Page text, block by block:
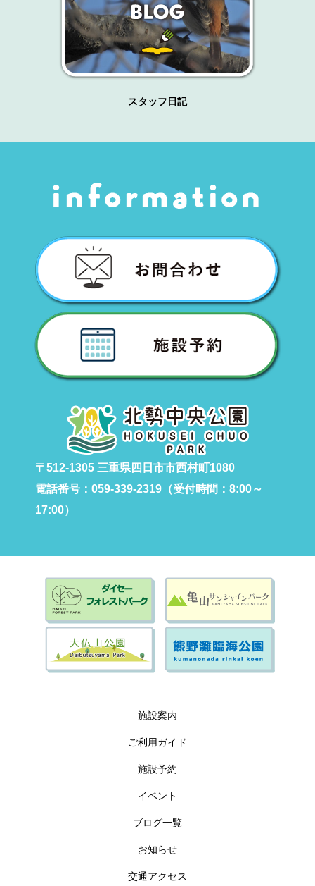
スタッフ日記
〒512-1305 三重県四日市市西村町1080
電話番号：059-339-2319（受付時間：8:00～
17:00）
施設案内
ご利用ガイド
施設予約
イベント
ブログ一覧
お知らせ
交通アクセス